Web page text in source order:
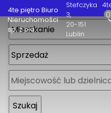
4te piętro Biuro
Nieruchomości
sp. z o.o.
Stefczyka
3
20-151
Lublin
0